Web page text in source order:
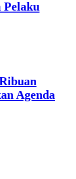
Agenda